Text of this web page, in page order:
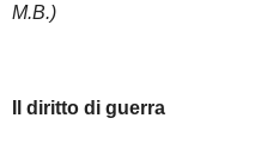
M.B.)
Il diritto di guerra